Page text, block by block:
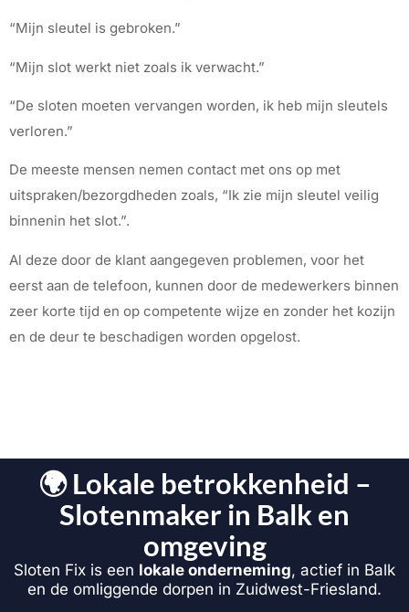
“Mijn sleutel is gebroken.”
“Mijn slot werkt niet zoals ik verwacht.”
“De sloten moeten vervangen worden, ik heb mijn sleutels
verloren.”
De meeste mensen nemen contact met ons op met
uitspraken/bezorgdheden zoals, “Ik zie mijn sleutel veilig
binnenin het slot.”.
Al deze door de klant aangegeven problemen, voor het
eerst aan de telefoon, kunnen door de medewerkers binnen
zeer korte tijd en op competente wijze en zonder het kozijn
en de deur te beschadigen worden opgelost.
🌍 Lokale betrokkenheid –
Slotenmaker in Balk en
omgeving
Sloten Fix is een lokale onderneming, actief in Balk
en de omliggende dorpen in Zuidwest-Friesland.